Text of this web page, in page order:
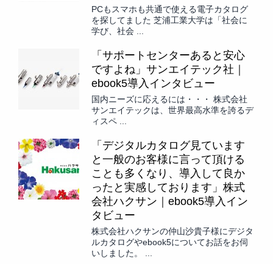
PCもスマホも共通で使える電子カタログ
を探してました 芝浦工業大学は「社会に
学び、社会 ...
「サポートセンターあると安心
ですよね」サンエイテック社｜
ebook5導入インタビュー
国内ニーズに応えるには・・・ 株式会社
サンエイテックは、世界最高水準を誇るデ
ィスペ ...
「デジタルカタログ見ています
と一般のお客様に言って頂ける
ことも多くなり、導入して良か
ったと実感しております」株式
会社ハクサン｜ebook5導入イン
タビュー
株式会社ハクサンの仲山沙貴子様にデジタ
ルカタログやebook5についてお話をお伺
いしました。 ...